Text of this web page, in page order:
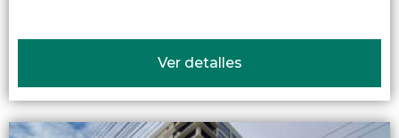
Ver detalles